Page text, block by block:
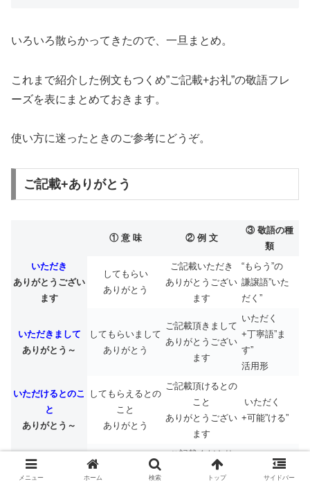
いろいろ散らかってきたので、一旦まとめ。
これまで紹介した例文もつくめ”ご記載+お礼”の敬語フレ
ーズを表にまとめておきます。
使い方に迷ったときのご参考にどうぞ。
ご記載+ありがとう
① 意 味 ② 例 文
③ 敬語の種
類
いただき
ありがとうござい
ます
してもらい
ありがとう
ご記載いただき
ありがとうござい
ます
“もらう”の
謙譲語”いた
だく”
いただきまして
ありがとう～
してもらいまして
ありがとう
ご記載頂きまして
ありがとうござい
ます
いただく
+丁寧語”ま
す”
活用形
いただけるとのこ
と
ありがとう～
してもらえるとの
こと
ありがとう
ご記載頂けるとの
こと
ありがとうござい
ます
いただく
+可能”ける”
くださり
ありがとう～
ご記載くださり
ありがとうござい
尊敬語”くだ
メニュー ホーム 検索 トップ サイドバー